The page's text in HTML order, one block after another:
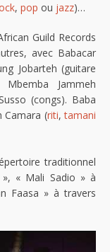
, pop ou jazz)…
Guild Records
avec Babacar
Jobarteh (guitare
Mbemba Jammeh
(congs). Baba
Camara (riti,tamani
traditionnel
», « Mali Sadio » à
Faasa » à travers